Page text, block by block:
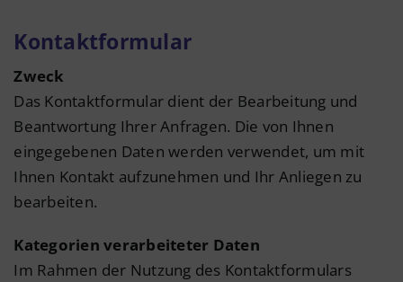
Kontaktformular
Zweck
Das Kontaktformular dient der Bearbeitung und
Beantwortung Ihrer Anfragen. Die von Ihnen
eingegebenen Daten werden verwendet, um mit
Ihnen Kontakt aufzunehmen und Ihr Anliegen zu
bearbeiten.
Kategorien verarbeiteter Daten
Im Rahmen der Nutzung des Kontaktformulars